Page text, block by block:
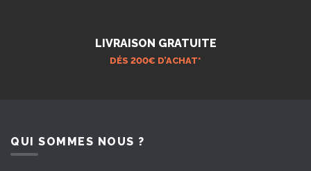
LIVRAISON GRATUITE
DÉS 200€ D’ACHAT*
QUI SOMMES NOUS ?